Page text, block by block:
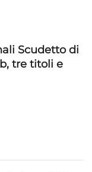
Scudetto di
tre titoli e